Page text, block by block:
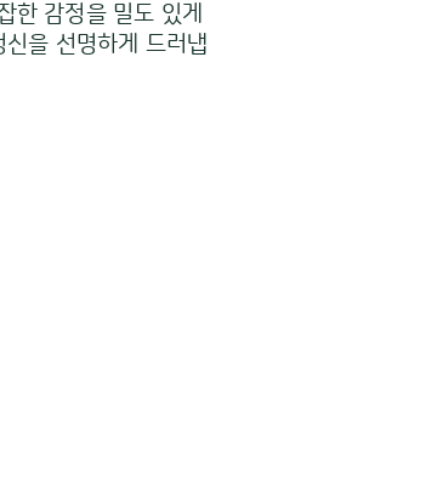
한 감정을 밀도 있게
을 선명하게 드러냅